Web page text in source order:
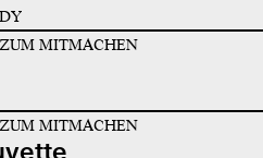
MITMACHEN
MITMACHEN